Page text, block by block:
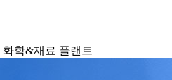
화학&재료 플랜트